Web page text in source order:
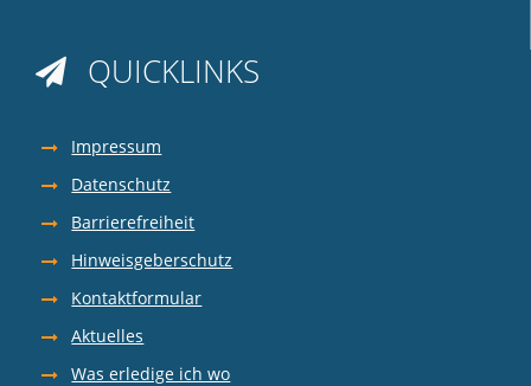
 QUICKLINKS
Impressum
Datenschutz
Barrierefreiheit
Hinweisgeberschutz
Kontaktformular
Aktuelles
Was erledige ich wo